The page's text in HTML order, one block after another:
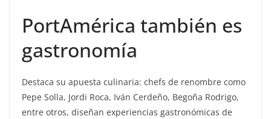
PortAmérica también es
gastronomía
Destaca su apuesta culinaria: chefs de renombre como
Pepe Solla, Jordi Roca, Iván Cerdeño, Begoña Rodrigo,
entre otros, diseñan experiencias gastronómicas de